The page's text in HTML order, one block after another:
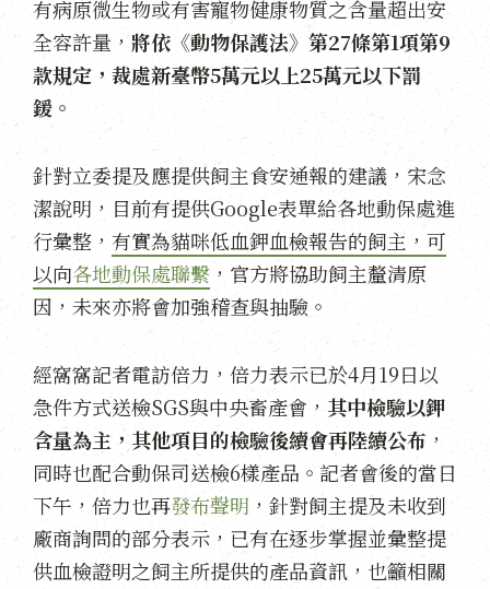
有病原微生物或有害寵物健康物質之含量超出安
全容許量， 將依《動物保護法》第27條第1項第9
款規定，裁處新臺幣5萬元以上25萬元以下罰
鍰。
針對立委提及應提供飼主食安通報的建議，宋念
潔說明，目前有提供Google表單給各地動保處進
行彙整， 有實為貓咪低血鉀血檢報告的飼主，可
以向各地動保處聯繫 ，官方將協助飼主釐清原
因，未來亦將會加強稽查與抽驗。
經窩窩記者電訪倍力，倍力表示已於4月19日以
急件方式送檢SGS與中央畜產會， 其中檢驗以鉀
含量為主，其他項目的檢驗後續會再陸續公布 ，
同時也配合動保司送檢6樣產品。記者會後的當日
下午，倍力也再發布聲明 ，針對飼主提及未收到
廠商詢問的部分表示，已有在逐步掌握並彙整提
供血檢證明之飼主所提供的產品資訊，也籲相關